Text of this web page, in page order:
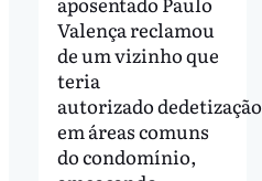
Valença reclamou
de um vizinho que
teria
autorizado dedetização
em áreas comuns
do condomínio,